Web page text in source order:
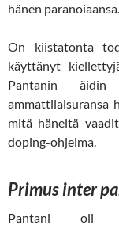
hänen paranoiaansa.
On kiistatonta
käyttänyt
Pantanin
ammattilaisuransa
mitä häneltä
doping-ohjelma.
Primus inter
Pantani oli